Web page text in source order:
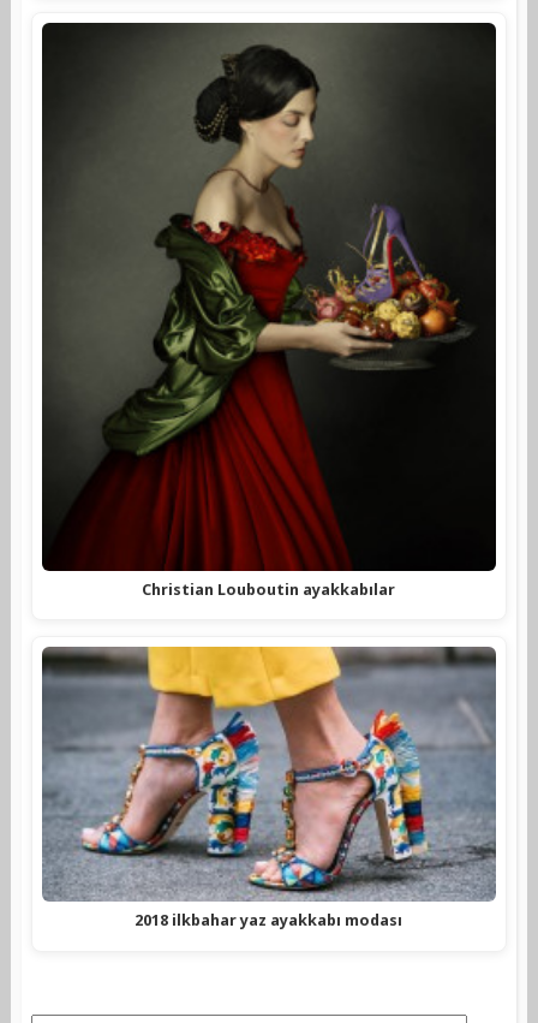
Christian Louboutin ayakkabılar
2018 ilkbahar yaz ayakkabı modası